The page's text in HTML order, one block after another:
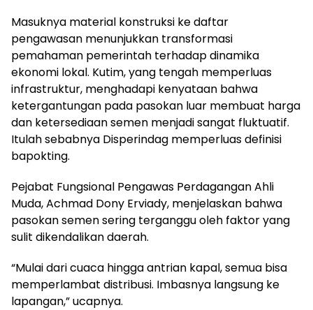
Masuknya material konstruksi ke daftar
pengawasan menunjukkan transformasi
pemahaman pemerintah terhadap dinamika
ekonomi lokal. Kutim, yang tengah memperluas
infrastruktur, menghadapi kenyataan bahwa
ketergantungan pada pasokan luar membuat harga
dan ketersediaan semen menjadi sangat fluktuatif.
Itulah sebabnya Disperindag memperluas definisi
bapokting.
Pejabat Fungsional Pengawas Perdagangan Ahli
Muda, Achmad Dony Erviady, menjelaskan bahwa
pasokan semen sering terganggu oleh faktor yang
sulit dikendalikan daerah.
“Mulai dari cuaca hingga antrian kapal, semua bisa
memperlambat distribusi. Imbasnya langsung ke
lapangan,” ucapnya.